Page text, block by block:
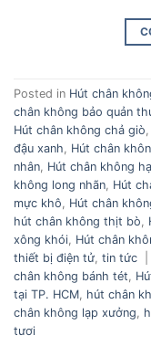
Posted in Hút chân
chân không bảo quản
Hút chân không chả giò
đậu xanh
Hút chân
nhân Hút chân không
không long nhãn Hút
mực khô
Hút chân
hút chân không thịt bò
xông khói Hút chân
thiết bị điện tử tin tức
chân không bánh tét
tại TP. HCM hút chân
chân không lạp xưởng
tươi